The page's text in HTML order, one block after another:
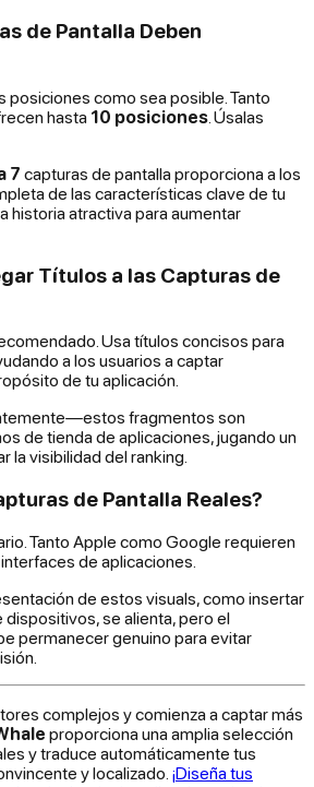
de Pantalla Deben
posiciones como sea posible. Tanto
hasta 10 posiciones . Úsalas
7 capturas de pantalla proporciona a los
de las características clave de tu
historia atractiva para aumentar
Títulos a las Capturas de
Usa títulos concisos para
a los usuarios a captar
de tu aplicación.
fragmentos son
de tienda de aplicaciones, jugando un
la visibilidad del ranking.
de Pantalla Reales?
Tanto Apple como Google requieren
de aplicaciones.
de estos visuals, como insertar
se alienta, pero el
permanecer genuino para evitar
complejos y comienza a captar más
proporciona una amplia selección
y traduce automáticamente tus
y localizado. ¡Diseña tus